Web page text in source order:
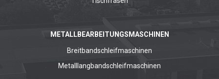
METALLBEARBEITUNGSMASCHINEN
Breitbandschleifmaschinen
Metalllangbandschleifmaschinen